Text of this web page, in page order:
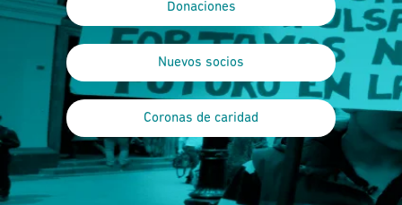
Donaciones
Nuevos socios
Coronas de caridad